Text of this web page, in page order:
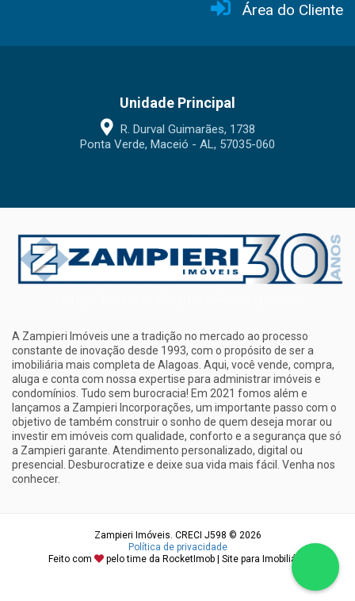
Área do Cliente
Unidade Principal
R. Durval Guimarães, 1738
Ponta Verde, Maceió - AL, 57035-060
A Zampieri Imóveis une a tradição no mercado ao processo
constante de inovação desde 1993, com o propósito de ser a
imobiliária mais completa de Alagoas. Aqui, você vende, compra,
aluga e conta com nossa expertise para administrar imóveis e
condomínios. Tudo sem burocracia! Em 2021 fomos além e
lançamos a Zampieri Incorporações, um importante passo com o
objetivo de também construir o sonho de quem deseja morar ou
investir em imóveis com qualidade, conforto e a segurança que só
a Zampieri garante. Atendimento personalizado, digital ou
presencial. Desburocratize e deixe sua vida mais fácil. Venha nos
conhecer.
Zampieri Imóveis. CRECI J598 © 2026
Política de privacidade
Feito com
pelo time da RocketImob | Site para Imobiliária